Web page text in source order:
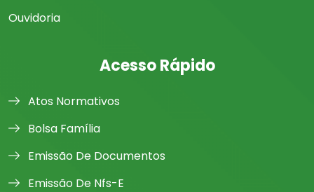
Ouvidoria
Acesso Rápido
Atos Normativos
Bolsa Família
Emissão De Documentos
Emissão De Nfs-E